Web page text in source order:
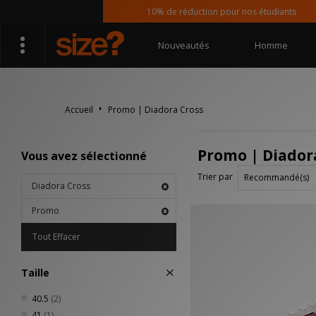
10% de réduction pour nos étudiants
Nouveautés Homme
Accueil Promo | Diadora Cross
Vous avez sélectionné
Diadora Cross
Promo
Tout Effacer
Taille
40.5 (2)
Promo |
Trier par